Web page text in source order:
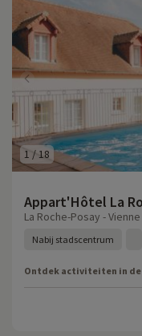
1 /18
Appart'Hôtel La
La Roche-Posay - Vienne
Nabij stadscentrum
Ontdek activiteiten in